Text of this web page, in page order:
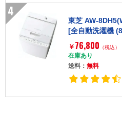
4
東芝 AW-
[全自動洗濯機
￥ 76,800 （税込）
在庫あり
送料：無料